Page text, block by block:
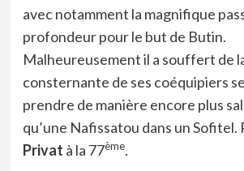
avec notamment la magnifique
profondeur pour le but de Butin.
Malheureusement il a souffert de
consternante de ses coéquipiers
prendre de manière encore plus
qu’une Nafissatou dans un Sofitel.
Privat à la 77ème.